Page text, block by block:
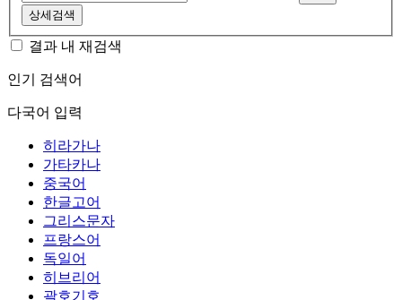
상세검색
결과 내 재검색
인기 검색어
다국어 입력
히라가나
가타카나
중국어
한글고어
그리스문자
프랑스어
독일어
히브리어
괄호기호